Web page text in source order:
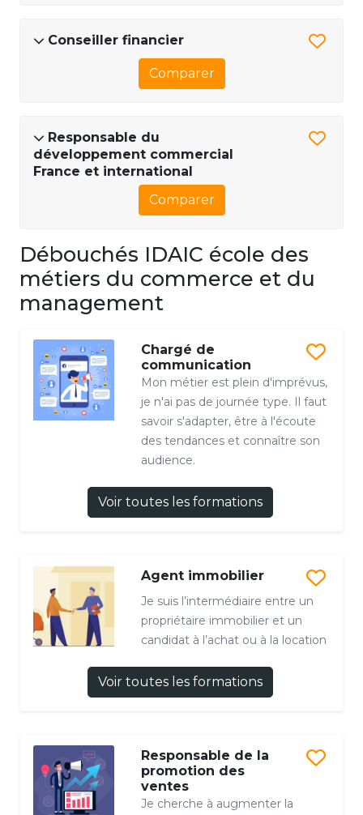
Conseiller financier
Comparer
Responsable du
développement commercial
France et international
Comparer
Débouchés IDAIC école des
métiers du commerce et du
management
Chargé de
communication
Mon métier est plein d'imprévus,
je n'ai pas de journée type. Il faut
savoir s'adapter, être à l'écoute
des tendances et connaître son
audience.
Voir toutes les formations
Agent immobilier
Je suis l’intermédiaire entre un
propriétaire immobilier et un
candidat à l’achat ou à la location
Voir toutes les formations
Responsable de la
promotion des
ventes
Je cherche à augmenter la